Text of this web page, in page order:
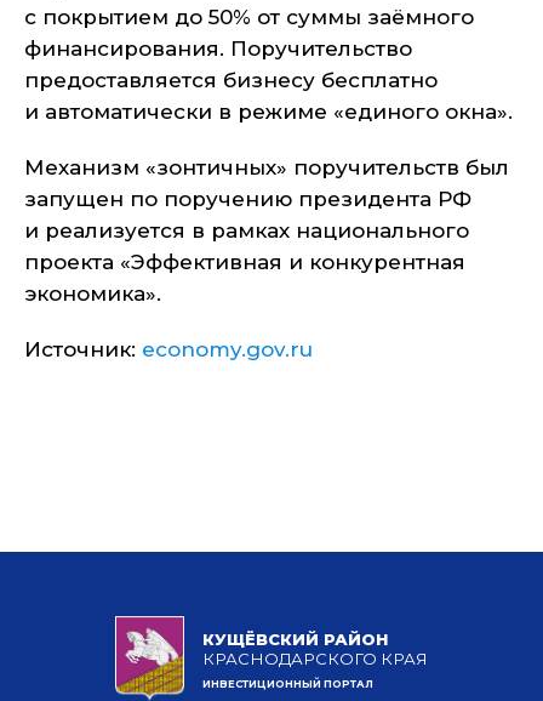
с покрытием до 50% от суммы заёмного
финансирования. Поручительство
предоставляется бизнесу бесплатно
и автоматически в режиме «единого окна».
Механизм «зонтичных» поручительств был
запущен по поручению президента РФ
и реализуется в рамках национального
проекта «Эффективная и конкурентная
экономика».
Источник: economy.gov.ru
КУЩЁВСКИЙ РАЙОН
КРАСНОДАРСКОГО КРАЯ
ИНВЕСТИЦИОННЫЙ ПОРТАЛ